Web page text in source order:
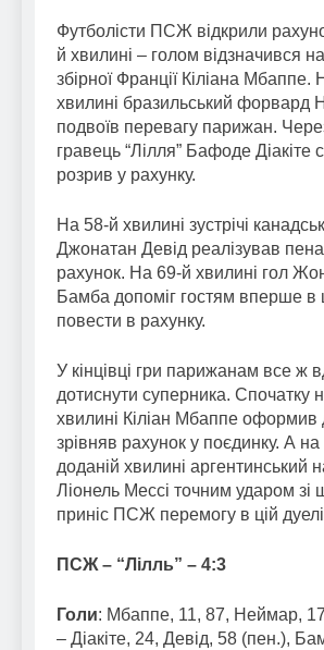
Футболісти ПСЖ відкрили
й хвилині – голом відзначився
збірної Франції Кіліана Мбаппе.
хвилині бразильський форвард
подвоїв перевагу парижан.
гравець “Лілля” Бафоде Діакіте
розрив у рахунку.
На 58-й хвилині зустрічі
Джонатан Девід реалізував
рахунок. На 69-й хвилині гол
Бамба допоміг гостям вперше в
повести в рахунку.
У кінцівці гри парижанам все ж
дотиснути суперника. Спочатку
хвилині Кіліан Мбаппе оформив
зрівняв рахунок у поєдинку. А на
доданій хвилині аргентинський
Ліонель Мессі точним ударом зі
приніс ПСЖ перемогу в цій
ПСЖ – “Лілль” – 4:3
Голи: Мбаппе, 11, 87, Неймар,
– Діакіте, 24, Девід, 58 (пен.),